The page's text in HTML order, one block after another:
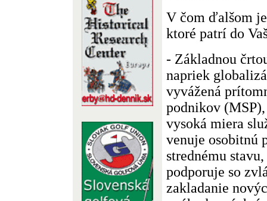
V čom ďalšom
ktoré patrí do
- Základnou
napriek
vyvážená
podnikov
vysoká miera
venuje osobitnú
strednému
podporuje so
zakladanie